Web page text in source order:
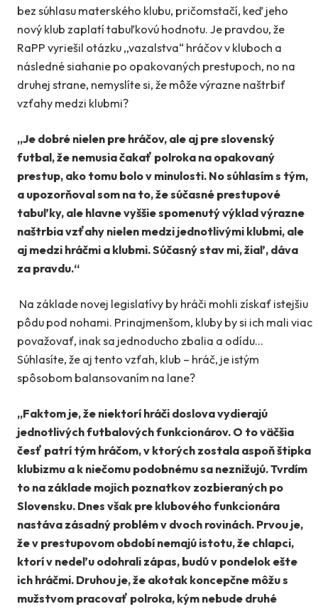
bez súhlasu materského klubu, pričomstačí, keď jeho
nový klub zaplatí tabuľkovú hodnotu. Je pravdou, že
RaPP vyriešil otázku ,,vazalstva“ hráčov v kluboch a
následné siahanie po opakovaných prestupoch, no na
druhej strane, nemyslíte si, že môže výrazne naštrbiť
vzťahy medzi klubmi?
„Je dobré nielen pre hráčov, ale aj pre slovenský
futbal, že nemusia čakať polroka na opakovaný
prestup, ako tomu bolo v minulosti. No súhlasím s tým,
a upozorňoval som na to, že súčasné prestupové
tabuľky, ale hlavne vyššie spomenutý výkladvýrazne
naštrbia vzťahy nielen medzi jednotlivými klubmi, ale
aj medzi hráčmi a klubmi. Súčasný stav mi, žiaľ, dáva
za pravdu.“
Na základe novej legislatívy by hráči mohli získať istejšiu
pôdu pod nohami. Prinajmenšom, kluby by si ich mali viac
považovať, inak sa jednoducho zbalia a odídu…
Súhlasíte, že aj tento vzťah, klub – hráč, je istým
spôsobom balansovaním na lane?
„Faktom je, že niektorí hráči doslova vydierajú
jednotlivých futbalových funkcionárov. O to väčšia
česť patrí tým hráčom, v ktorých zostala aspoň štipka
klubizmu a k niečomu podobnému sa neznižujú. Tvrdím
to na základe mojich poznatkov zozbieraných po
Slovensku. Dnes však pre klubového funkcionára
nastáva zásadný problém v dvoch rovinách. Prvou je,
že v prestupovom období nemajú istotu, že chlapci,
ktorí v nedeľu odohrali zápas, budú v pondelok ešte
ich hráčmi. Druhou je, že akotak koncepčne môžu s
mužstvom pracovať polroka, kým nebude druhé